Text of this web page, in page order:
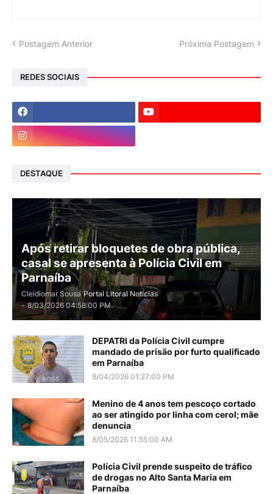
Postagem Anterior Próxima Postagem
REDES SOCIAIS
DESTAQUE
Após retirar bloquetes de obra pública,
casal se apresenta à Polícia Civil em
Parnaíba
Cleidiomar Sousa Portal Litoral Notícias
- 8/03/2026 04:58:00 PM
DEPATRI da Polícia Civil cumpre
mandado de prisão por furto qualificado
em Parnaíba
8/04/2026 01:27:00 PM
Menino de 4 anos tem pescoço cortado
ao ser atingido por linha com cerol; mãe
denuncia
8/05/2026 11:55:00 AM
Polícia Civil prende suspeito de tráfico
de drogas no Alto Santa Maria em
Parnaíba